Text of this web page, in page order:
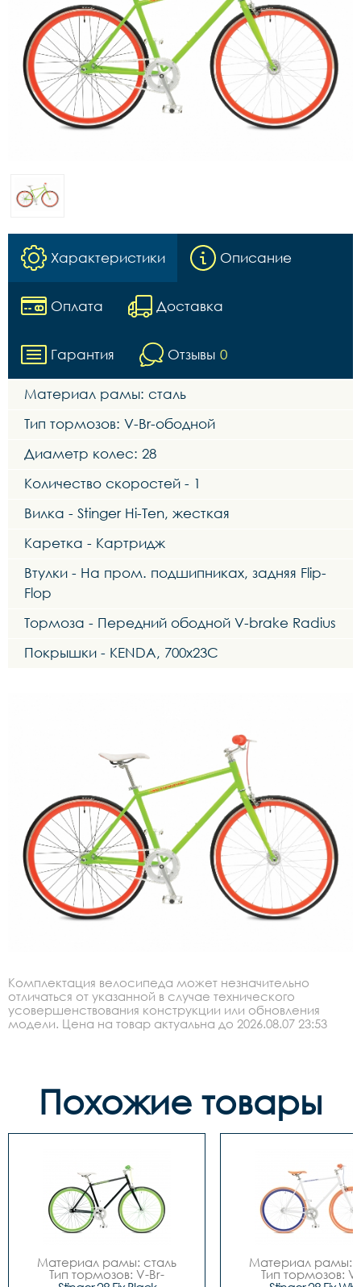
Характеристики Описание
Оплата Доставка
Гарантия Отзывы 0
Материал рамы: сталь
Тип тормозов: V-Br-ободной
Диаметр колес: 28
Количество скоростей - 1
Вилка - Stinger Hi-Ten, жесткая
Каретка - Картридж
Втулки - На пром. подшипниках, задняя Flip-
Flop
Тормоза - Передний ободной V-brake Radius
Покрышки - KENDA, 700х23С
Комплектация велосипеда может незначительно
отличаться от указанной в случае технического
усовершенствования конструкции или обновления
модели. Цена на товар актуальна до 2026.08.07 23:53
Похожие товары
Материал рамы: сталь
Тип тормозов: V-Br-
Материал рамы:
Тип тормозов: